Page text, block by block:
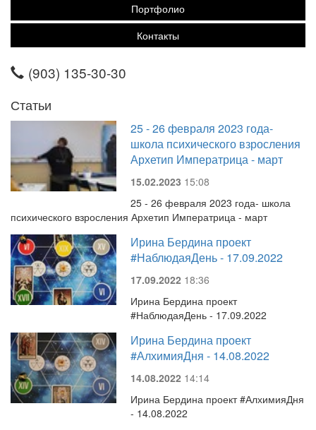
Портфолио
Контакты
(903) 135-30-30
Статьи
25 - 26 февраля 2023 года-
школа психического взросления
Архетип Императрица - март
15.02.2023 15:08
25 - 26 февраля 2023 года- школа
психического взросления Архетип Императрица - март
Ирина Бердина проект
#НаблюдаяДень - 17.09.2022
17.09.2022 18:36
Ирина Бердина проект
#НаблюдаяДень - 17.09.2022
Ирина Бердина проект
#АлхимияДня - 14.08.2022
14.08.2022 14:14
Ирина Бердина проект #АлхимияДня
- 14.08.2022